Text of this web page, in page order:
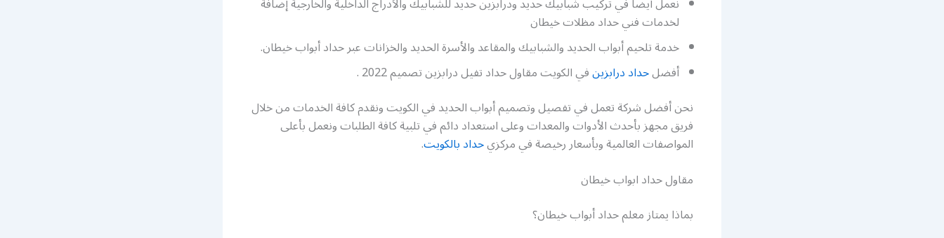
لخدمات فني حداد مظلات خيطان
خدمة تلحيم أبواب الحديد والشبابيك والمقاعد والأسرة الحديد والخزانات عبر حداد أبواب خيطان.
أفضلحداد درابزينفي الكويت مقاول حداد تفيل درابزين تصميم 2022 .
نحن أفضل شركة تعمل في تفصيل وتصميم أبواب الحديد في الكويت ونقدم كافة الخدمات من خلال
فريق مجهز بأحدث الأدوات والمعدات وعلى استعداد دائم في تلبية كافة الطلبات ونعمل بأعلى
المواصفات العالمية وبأسعار رخيصة في مركزيحداد بالكويت.
مقاول حداد ابواب خيطان
بماذا يمتاز معلم حداد أبواب خيطان؟